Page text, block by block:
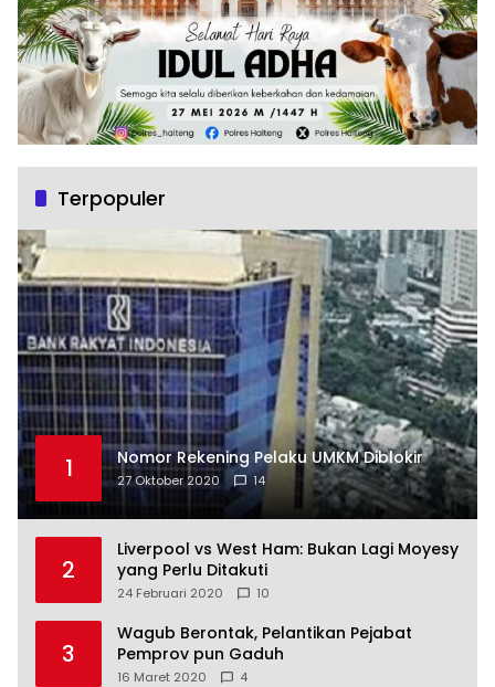
Terpopuler
1 Nomor Rekening Pelaku UMKM Diblokir
27 Oktober 2020 14
2
Liverpool vs West Ham: Bukan Lagi Moyesy
yang Perlu Ditakuti
24 Februari 2020 10
3
Wagub Berontak, Pelantikan Pejabat
Pemprov pun Gaduh
16 Maret 2020 4